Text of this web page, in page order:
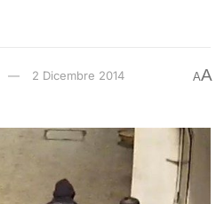
2 Dicembre 2014 AA